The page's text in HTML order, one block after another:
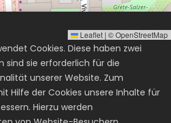
Leaflet | ©OpenStreetMap
Cookies. Diese haben zwei
sind sie erforderlich für die
unserer Website. Zum
Hilfe der Cookies unsere Inhalte für
Hierzu werden